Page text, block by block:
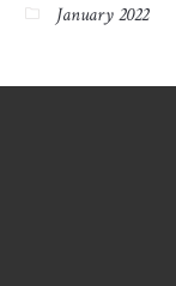
January 2022